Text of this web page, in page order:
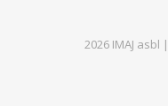
2026 IMAJ asbl |